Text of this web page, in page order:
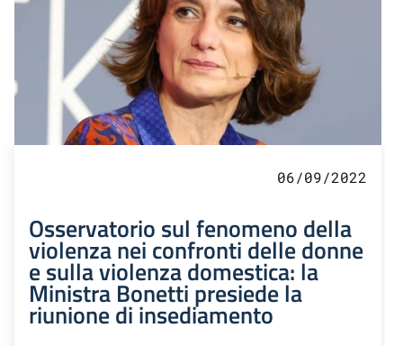
06/09/2022
Osservatorio sul fenomeno della
violenza nei confronti delle donne
e sulla violenza domestica: la
Ministra Bonetti presiede la
riunione di insediamento